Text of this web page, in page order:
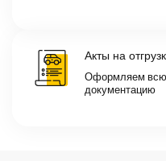
Акты на
Оформляем всю
документацию